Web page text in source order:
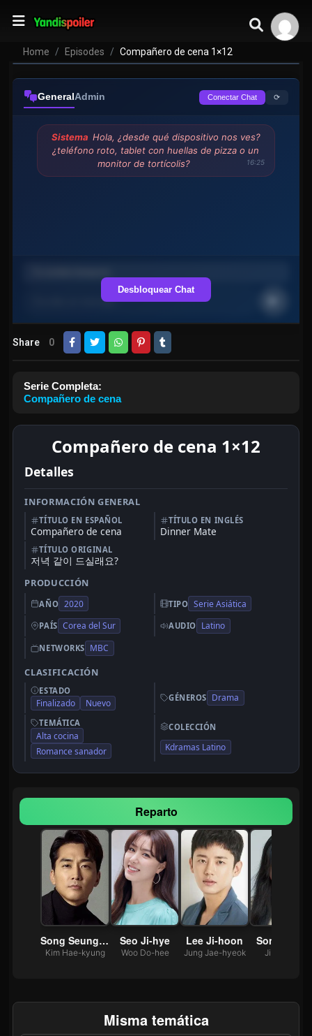
Home Episodes Compañero de cena 1×12
GeneralAdmin Conectar Chat ⟳
Sistema Hola, ¿desde qué dispositivo nos ves?
¿teléfono roto, tablet con huellas de pizza o un
monitor de tortícolis?
16:25
Desbloquear Chat
Share 0
Serie Completa:
Compañero de cena
Compañero de cena 1×12
Detalles
INFORMACIÓN GENERAL
TÍTULO EN ESPAÑOL
Compañero de cena
TÍTULO EN INGLÉS
Dinner Mate
TÍTULO ORIGINAL
저녁 같이 드실래요?
PRODUCCIÓN
AÑO 2020 TIPO Serie Asiática
PAÍS Corea del Sur AUDIO Latino
NETWORKS MBC
CLASIFICACIÓN
ESTADO
Finalizado Nuevo GÉNEROS Drama
TEMÁTICA
Alta cocina
Romance sanador
COLECCIÓN
Kdramas Latino
Reparto
Song Seung-heon
Kim Hae-kyung
Seo Ji-hye
Woo Do-hee
Lee Ji-hoon
Jung Jae-hyeok
Son Na-eun
Jin No-eul
Misma temática